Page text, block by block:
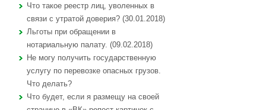
Что такое реестр лиц, уволенных в
связи с утратой доверия? (30.01.2018)
Льготы при обращении в
нотариальную палату. (09.02.2018)
Не могу получить государственную
услугу по перевозке опасных грузов.
Что делать?
Что будет, если я размещу на своей